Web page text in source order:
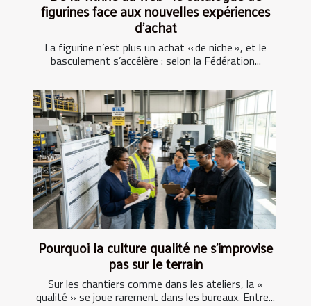
figurines face aux nouvelles expériences
d’achat
La figurine n’est plus un achat « de niche », et le
basculement s’accélère : selon la Fédération...
Pourquoi la culture qualité ne s’improvise
pas sur le terrain
Sur les chantiers comme dans les ateliers, la «
qualité » se joue rarement dans les bureaux. Entre...